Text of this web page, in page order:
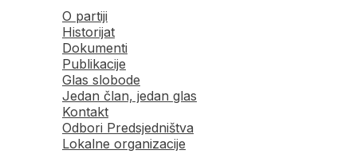
O partiji
Historijat
Dokumenti
Publikacije
Glas slobode
Jedan član, jedan glas
Kontakt
Odbori Predsjedništva
Lokalne organizacije